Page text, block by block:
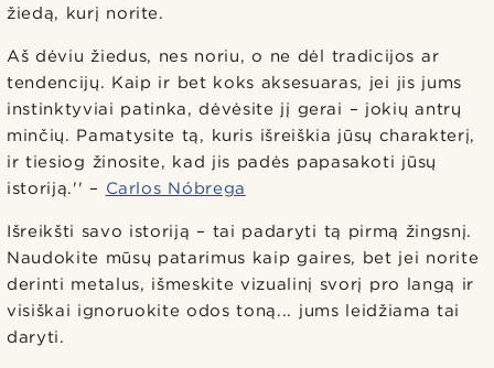
žiedą, kurį norite.
Aš dėviu žiedus, nes noriu, o ne dėl tradicijos ar
tendencijų. Kaip ir bet koks aksesuaras, jei jis jums
instinktyviai patinka, dėvėsite jį gerai – jokių antrų
minčių. Pamatysite tą, kuris išreiškia jūsų charakterį,
ir tiesiog žinosite, kad jis padės papasakoti jūsų
istoriją.'' – Carlos Nóbrega
Išreikšti savo istoriją – tai padaryti tą pirmą žingsnį.
Naudokite mūsų patarimus kaip gaires, bet jei norite
derinti metalus, išmeskite vizualinį svorį pro langą ir
visiškai ignoruokite odos toną... jums leidžiama tai
daryti.